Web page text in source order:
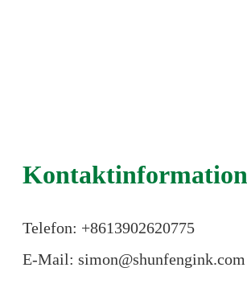
Telefon: +8613902620775
E-Mail: simon@shunfengink.com